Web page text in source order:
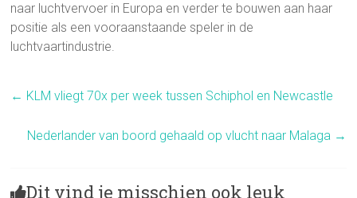
naar luchtvervoer in Europa en verder te bouwen aan haar
positie als een vooraanstaande speler in de
luchtvaartindustrie.
← KLM vliegt 70x per week tussen Schiphol en Newcastle
Nederlander van boord gehaald op vlucht naar Malaga →
Dit vind je misschien ook leuk